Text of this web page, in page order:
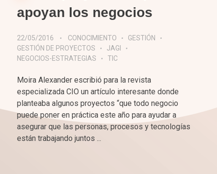
apoyan los negocios
22/05/2016 CONOCIMIENTO
GESTIÓN
GESTIÓN DE PROYECTOS
JAGI
NEGOCIOS-ESTRATEGIAS
TIC
Moira Alexander escribió para la revista
especializada CIO un artículo interesante donde
planteaba algunos proyectos “que todo negocio
puede poner en práctica este año para ayudar a
asegurar que las personas, procesos y tecnologías
están trabajando juntos ...